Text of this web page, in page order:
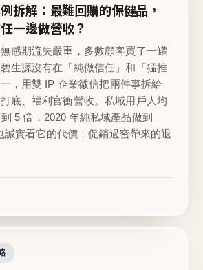
拆解：最難回購的保健品，
一邊做營收？
感期流失嚴重，多數顧客買了一罐
生源沒有在「純做信任」和「猛推
，用雙 IP 企業微信把兩件事拆給
底、福利官衝營收。私域用戶人均
5 倍，2020 年純私域產品做到
誠實看它的代價：促銷過密帶來的退